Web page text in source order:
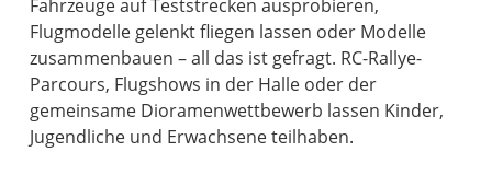
Fahrzeuge auf Teststrecken ausprobieren,
Flugmodelle gelenkt fliegen lassen oder Modelle
zusammenbauen – all das ist gefragt. RC-Rallye-
Parcours, Flugshows in der Halle oder der
gemeinsame Dioramenwettbewerb lassen Kinder,
Jugendliche und Erwachsene teilhaben.